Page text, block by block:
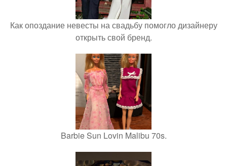
Как опоздание невесты на свадьбу помогло дизайнеру
открыть свой бренд.
Barbie Sun Lovin Malibu 70s.